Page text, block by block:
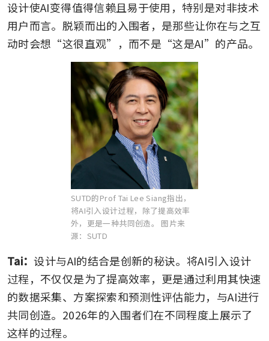
设计使AI变得值得信赖且易于使用，特别是对非技术
用户而言。脱颖而出的入围者，是那些让你在与之互
动时会想“这很直观”，而不是“这是AI”的产品。
SUTD的Prof Tai Lee Siang指出，
将AI引入设计过程，除了提高效率
外，更是一种共同创造。 图片来
源：SUTD
Tai：设计与AI的结合是创新的秘诀。将AI引入设计
过程，不仅仅是为了提高效率，更是通过利用其快速
的数据采集、方案探索和预测性评估能力，与AI进行
共同创造。2026年的入围者们在不同程度上展示了
这样的过程。